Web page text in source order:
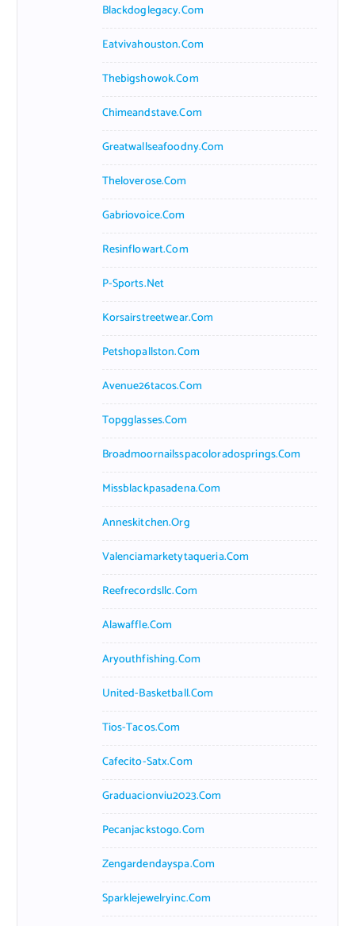
Blackdoglegacy.com
Eatvivahouston.com
Thebigshowok.com
Chimeandstave.com
Greatwallseafoodny.com
Theloverose.com
Gabriovoice.com
Resinflowart.com
P-Sports.net
Korsairstreetwear.com
Petshopallston.com
Avenue26tacos.com
Topgglasses.com
Broadmoornailsspacoloradosprings.com
Missblackpasadena.com
Anneskitchen.org
Valenciamarketytaqueria.com
Reefrecordsllc.com
Alawaffle.com
Aryouthfishing.com
United-Basketball.com
Tios-Tacos.com
Cafecito-Satx.com
Graduacionviu2023.com
Pecanjackstogo.com
Zengardendayspa.com
Sparklejewelryinc.com